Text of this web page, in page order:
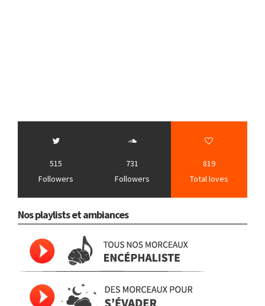
515
Followers
731
Followers
819
Total loves
Nos playlists et ambiances